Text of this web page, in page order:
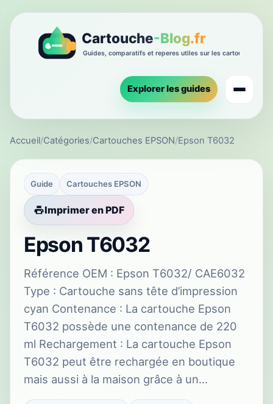
Explorer les guides
Accueil/Catégories/Cartouches EPSON/Epson T6032
Guide Cartouches EPSON
Imprimer en PDF
Epson T6032
Référence OEM : Epson T6032/ CAE6032
Type : Cartouche sans tête d’impression
cyan Contenance : La cartouche Epson
T6032 possède une contenance de 220
ml Rechargement : La cartouche Epson
T6032 peut être rechargée en boutique
mais aussi à la maison grâce à un…